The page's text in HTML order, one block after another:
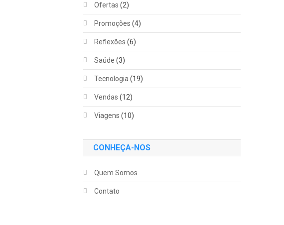
Ofertas (2)
Promoções (4)
Reflexões (6)
Saúde (3)
Tecnologia (19)
Vendas (12)
Viagens (10)
CONHEÇA-NOS
Quem Somos
Contato